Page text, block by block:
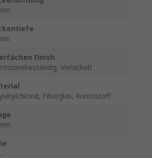
Finish
Vernickelt
Fiberglas, Kunststoff